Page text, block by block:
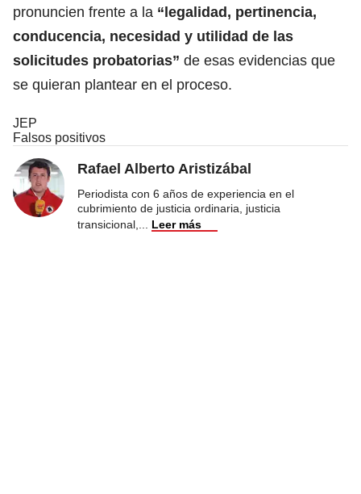
pronuncien frente a la “legalidad, pertinencia,
conducencia, necesidad y utilidad de las
solicitudes probatorias” de esas evidencias que
se quieran plantear en el proceso.
JEP
Falsos positivos
Rafael Alberto Aristizábal
Periodista con 6 años de experiencia en el
cubrimiento de justicia ordinaria, justicia
transicional,
Leer más